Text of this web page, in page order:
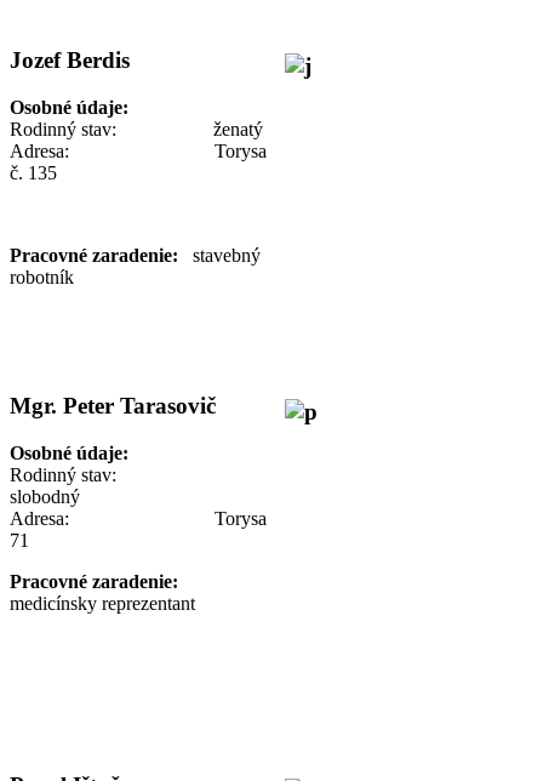
Jozef Berdis
Osobné údaje:
Rodinný stav: ženatý
Adresa: Torysa
č. 135
Pracovné zaradenie:
stavebný
robotník
Mgr. Peter Tarasovič
Osobné údaje:
Rodinný stav:
slobodný
Adresa: Torysa
71
Pracovné zaradenie:
medicínsky reprezentant